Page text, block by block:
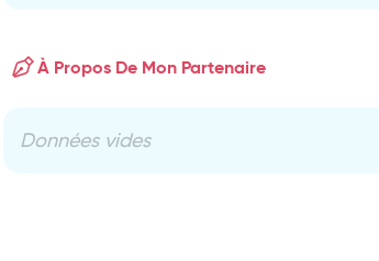
À Propos De Mon Partenaire
Données vides